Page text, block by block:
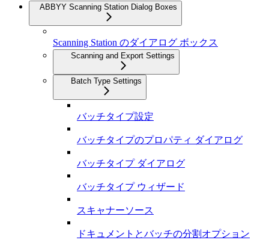
ABBYY Scanning Station Dialog Boxes
Scanning Station のダイアログ ボックス
Scanning and Export Settings
Batch Type Settings
バッチタイプ設定
バッチタイプのプロパティ ダイアログ
バッチタイプ ダイアログ
バッチタイプ ウィザード
スキャナーソース
ドキュメントとバッチの分割オプション